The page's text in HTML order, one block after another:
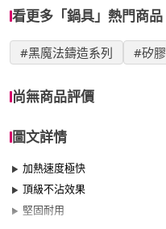
看更多「鍋具」熱門商品
#黑魔法鑄造系列 #矽膠
尚無商品評價
圖文詳情
加熱速度極快
頂級不沾效果
堅固耐用